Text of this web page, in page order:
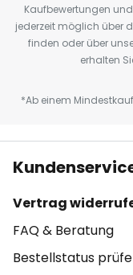
Kaufbewertungen
jederzeit möglich über
finden oder über
erhalten
*Ab einem
Vertrag
FAQ & Beratung
Bestellstatus